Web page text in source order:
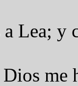
Lea; y
me